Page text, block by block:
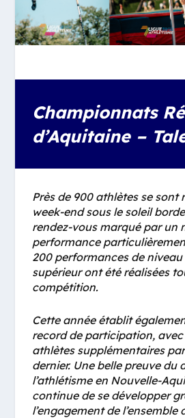
Championnats
d’Aquitaine –
Près de 900 athlètes se sont
week-end sous le soleil
rendez-vous marqué par un
performance
200 performances de
supérieur ont été réalisées
compétition.
Cette année établit
record de participation, avec
athlètes supplémentaires
dernier. Une belle preuve du
l’athlétisme en Nouvelle-
continue de se développer
l’engagement de l’ensemble